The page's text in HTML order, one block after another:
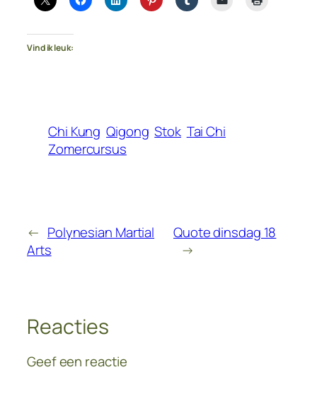
Vind ik leuk:
Chi Kung Qigong Stok Tai Chi
Zomercursus
← Polynesian Martial
Arts
Quote dinsdag 18
→
Reacties
Geef een reactie